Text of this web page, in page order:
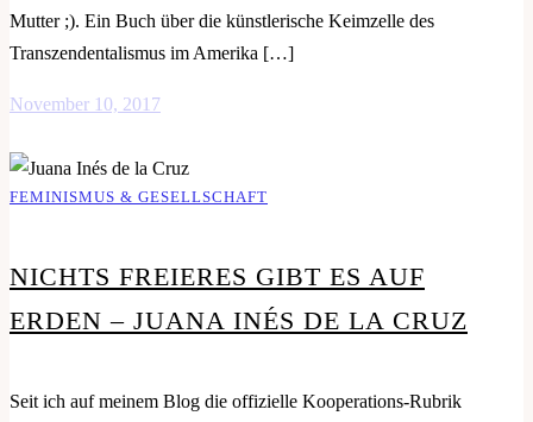
Mutter ;). Ein Buch über die künstlerische Keimzelle des
Transzendentalismus im Amerika […]
November 10, 2017
FEMINISMUS & GESELLSCHAFT
NICHTS FREIERES GIBT ES AUF
ERDEN – JUANA INÉS DE LA CRUZ
Seit ich auf meinem Blog die offizielle Kooperations-Rubrik